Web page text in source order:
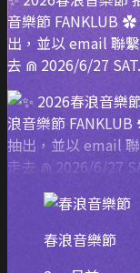
音樂節 FANKLUB
出，並以 email
去 ⋒ 2026/6/27
春浪音樂節